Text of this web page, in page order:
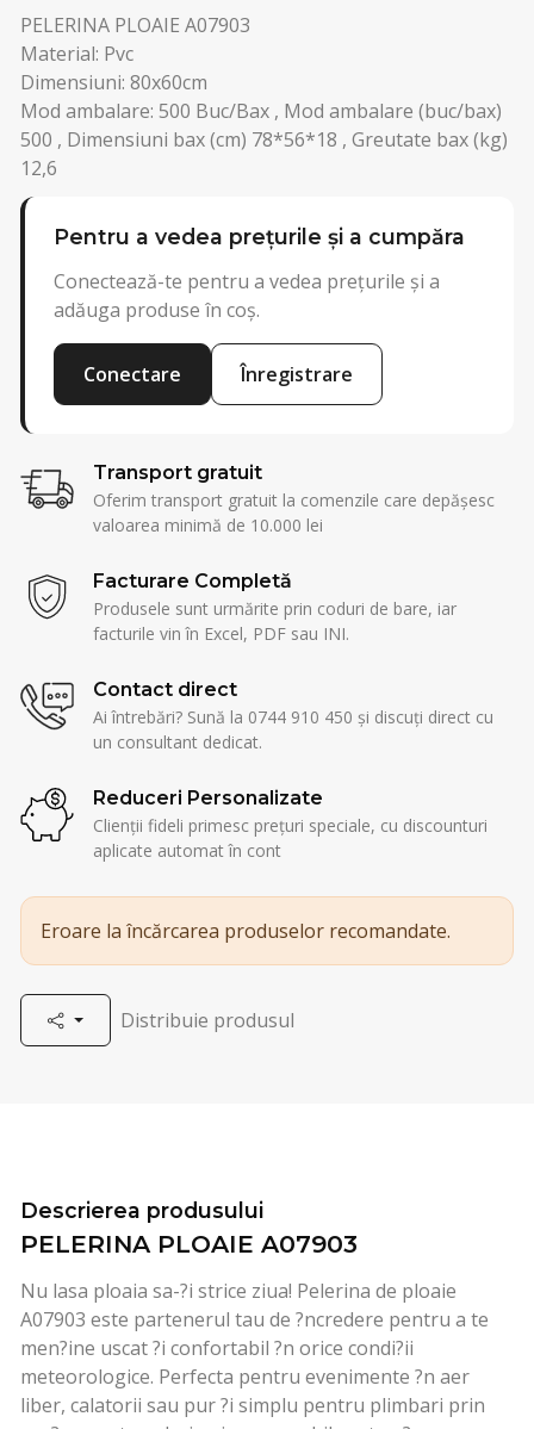
PELERINA PLOAIE A07903
Material: Pvc
Dimensiuni: 80x60cm
Mod ambalare: 500 Buc/Bax , Mod ambalare (buc/bax)
500 , Dimensiuni bax (cm) 78*56*18 , Greutate bax (kg)
12,6
Pentru a vedea prețurile și a cumpăra
Conectează-te pentru a vedea prețurile și a
adăuga produse în coș.
Conectare Înregistrare
Transport gratuit
Oferim transport gratuit la comenzile care depășesc
valoarea minimă de 10.000 lei
Facturare Completă
Produsele sunt urmărite prin coduri de bare, iar
facturile vin în Excel, PDF sau INI.
Contact direct
Ai întrebări? Sună la 0744 910 450 și discuți direct cu
un consultant dedicat.
Reduceri Personalizate
Clienții fideli primesc prețuri speciale, cu discounturi
aplicate automat în cont
Eroare la încărcarea produselor recomandate.
Distribuie produsul
Descrierea produsului
PELERINA PLOAIE A07903
Nu lasa ploaia sa-?i strice ziua! Pelerina de ploaie
A07903 este partenerul tau de ?ncredere pentru a te
men?ine uscat ?i confortabil ?n orice condi?ii
meteorologice. Perfecta pentru evenimente ?n aer
liber, calatorii sau pur ?i simplu pentru plimbari prin